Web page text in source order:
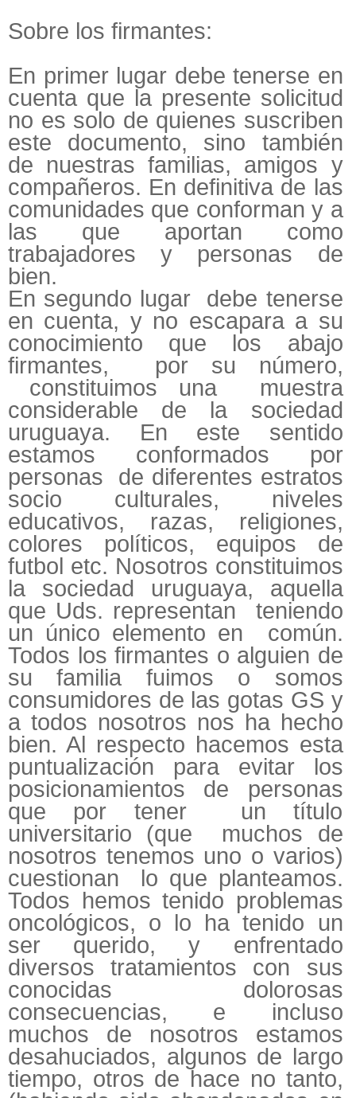
Sobre los firmantes:
En primer lugar debe tenerse en
cuenta que la presente solicitud
no es solo de quienes suscriben
este documento, sino también
de nuestras familias, amigos y
compañeros. En definitiva de las
comunidades que conforman y a
las que aportan como
trabajadores y personas de
bien.
En segundo lugar debe tenerse
en cuenta, y no escapara a su
conocimiento que los abajo
firmantes, por su número,
constituimos una muestra
considerable de la sociedad
uruguaya. En este sentido
estamos conformados por
personas de diferentes estratos
socio culturales, niveles
educativos, razas, religiones,
colores políticos, equipos de
futbol etc. Nosotros constituimos
la sociedad uruguaya, aquella
que Uds. representan teniendo
un único elemento en común.
Todos los firmantes o alguien de
su familia fuimos o somos
consumidores de las gotas GS y
a todos nosotros nos ha hecho
bien. Al respecto hacemos esta
puntualización para evitar los
posicionamientos de personas
que por tener un título
universitario (que muchos de
nosotros tenemos uno o varios)
cuestionan lo que planteamos.
Todos hemos tenido problemas
oncológicos, o lo ha tenido un
ser querido, y enfrentado
diversos tratamientos con sus
conocidas dolorosas
consecuencias, e incluso
muchos de nosotros estamos
desahuciados, algunos de largo
tiempo, otros de hace no tanto,